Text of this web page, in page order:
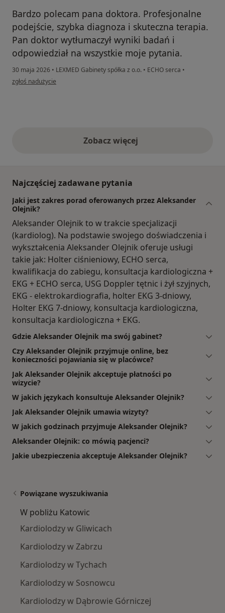
Bardzo polecam pana doktora. Profesjonalne
podejście, szybka diagnoza i skuteczna terapia.
Pan doktor wytłumaczył wyniki badań i
odpowiedział na wszystkie moje pytania.
30 maja 2026 • LEXMED Gabinety spółka z o.o. • ECHO serca •
w opinii użytkownika Dorota
zgłoś nadużycie
Zobacz więcejopinie powyżej
Najczęściej zadawane pytania
Jaki jest zakres porad oferowanych przez Aleksander
Olejnik?
Aleksander Olejnik to w trakcie specjalizacji
(kardiolog). Na podstawie swojego doświadczenia i
wykształcenia Aleksander Olejnik oferuje usługi
takie jak: Holter ciśnieniowy, ECHO serca,
kwalifikacja do zabiegu, konsultacja kardiologiczna +
EKG + ECHO serca, USG Doppler tętnic i żył szyjnych,
EKG - elektrokardiografia, holter EKG 3-dniowy,
Holter EKG 7-dniowy, konsultacja kardiologiczna,
konsultacja kardiologiczna + EKG.
Gdzie Aleksander Olejnik ma swój gabinet?
Czy Aleksander Olejnik przyjmuje online, bez
konieczności pojawiania się w placówce?
Jak Aleksander Olejnik akceptuje płatności po
wizycie?
W jakich językach konsultuje Aleksander Olejnik?
Jak Aleksander Olejnik umawia wizyty?
W jakich godzinach przyjmuje Aleksander Olejnik?
Aleksander Olejnik: co mówią pacjenci?
Jakie ubezpieczenia akceptuje Aleksander Olejnik?
Powiązane wyszukiwania
W pobliżu Katowic
Kardiolodzy w Gliwicach
Kardiolodzy w Zabrzu
Kardiolodzy w Tychach
Kardiolodzy w Sosnowcu
Kardiolodzy w Dąbrowie Górniczej